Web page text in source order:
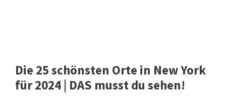
Die 25 schönsten Orte in New York
für 2024 | DAS musst du sehen!